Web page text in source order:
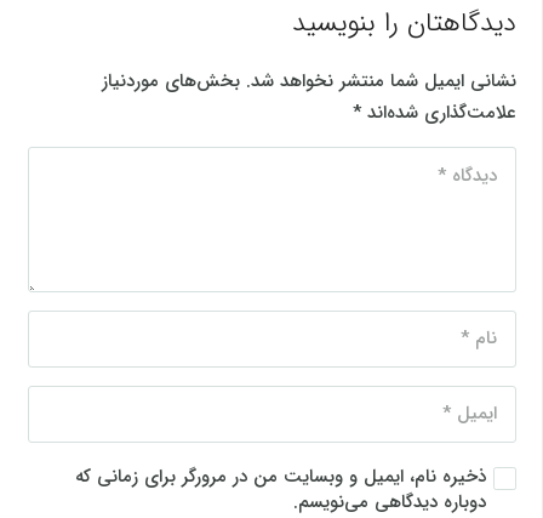
دیدگاهتان را بنویسید
نشانی ایمیل شما منتشر نخواهد شد. بخش‌های موردنیاز
علامت‌گذاری شده‌اند*
ذخیره نام، ایمیل و وبسایت من در مرورگر برای زمانی که
دوباره دیدگاهی می‌نویسم.